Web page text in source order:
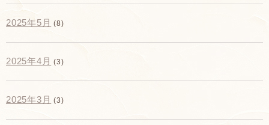
2025年5月 (8)
2025年4月 (3)
2025年3月 (3)